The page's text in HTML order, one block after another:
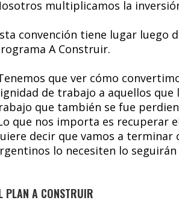
multiplicamos la
convención tiene lugar luego
A Construir.
que ver cómo
de trabajo a aquellos
que también se fue
que nos importa es recuperar
decir que vamos a terminar
lo necesiten lo
PLAN A CONSTRUIR